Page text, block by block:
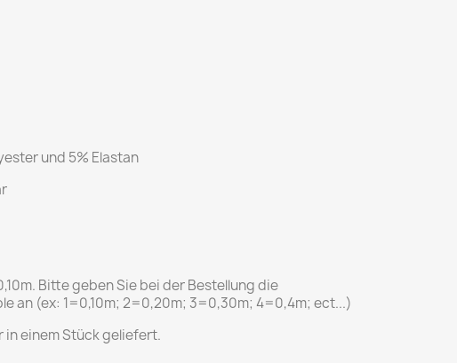
und 5% Elastan
Bitte geben Sie bei der Bestellung die
an (ex: 1=0,10m; 2=0,20m; 3=0,30m; 4=0,4m; ect...)
in einem Stück geliefert.